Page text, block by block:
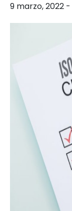
9 marzo, 2022 -